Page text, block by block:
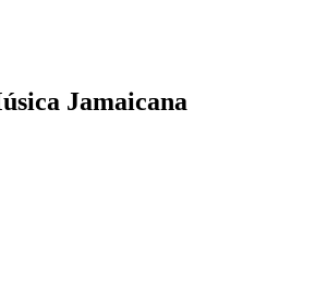
Jamaicana